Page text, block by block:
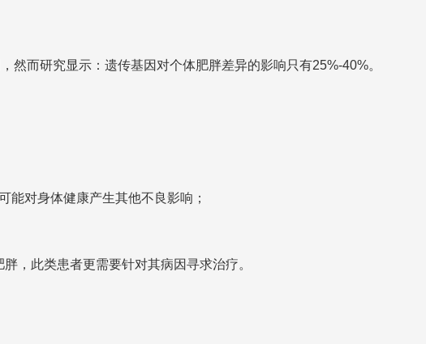
而研究显示：遗传基因对个体肥胖差异的影响只有25%-40%。
能对身体健康产生其他不良影响；
，此类患者更需要针对其病因寻求治疗。